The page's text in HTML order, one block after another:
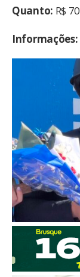
Quanto: R$ 70
Informações: